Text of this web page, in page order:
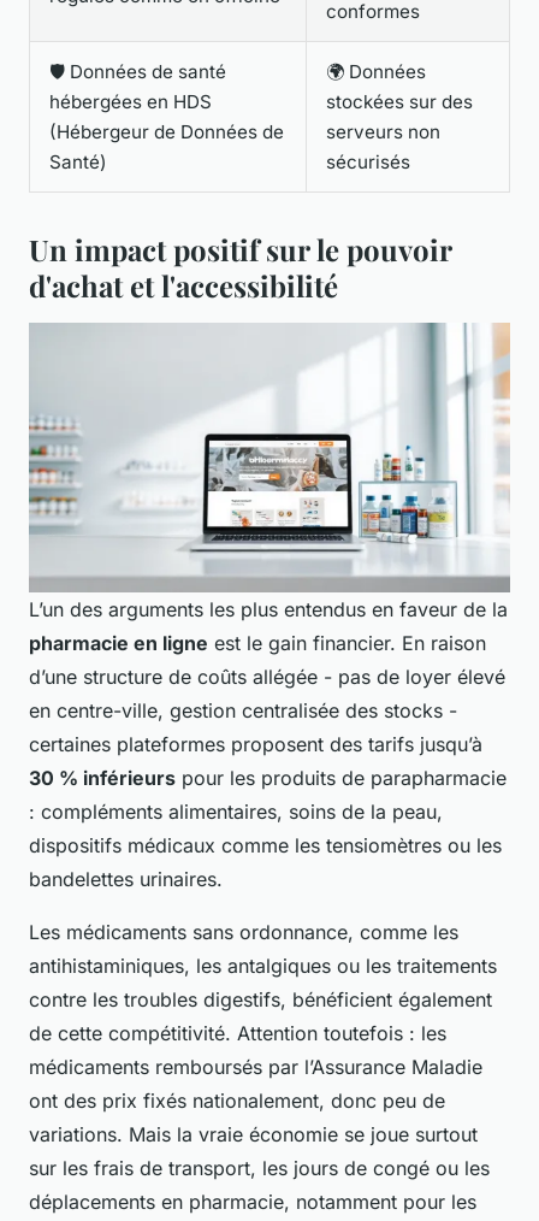
conformes
🛡️ Données de santé
hébergées en HDS
(Hébergeur de Données de
Santé)
🌍 Données
stockées sur des
serveurs non
sécurisés
Un impact positif sur le pouvoir
d'achat et l'accessibilité
L’un des arguments les plus entendus en faveur de la
pharmacie en ligne est le gain financier. En raison
d’une structure de coûts allégée - pas de loyer élevé
en centre-ville, gestion centralisée des stocks -
certaines plateformes proposent des tarifs jusqu’à
30 % inférieurs pour les produits de parapharmacie
: compléments alimentaires, soins de la peau,
dispositifs médicaux comme les tensiomètres ou les
bandelettes urinaires.
Les médicaments sans ordonnance, comme les
antihistaminiques, les antalgiques ou les traitements
contre les troubles digestifs, bénéficient également
de cette compétitivité. Attention toutefois : les
médicaments remboursés par l’Assurance Maladie
ont des prix fixés nationalement, donc peu de
variations. Mais la vraie économie se joue surtout
sur les frais de transport, les jours de congé ou les
déplacements en pharmacie, notamment pour les